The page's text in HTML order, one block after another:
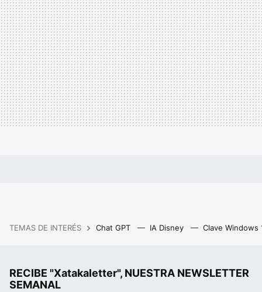
TEMAS DE INTERÉS Chat GPT IA Disney Clave Windows
RECIBE "Xatakaletter", NUESTRA NEWSLETTER
SEMANAL